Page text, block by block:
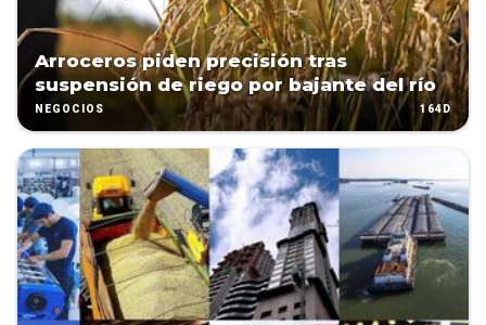
Arroceros piden precisión tras
suspensión de riego por bajante del río
NEGOCIOS 164D